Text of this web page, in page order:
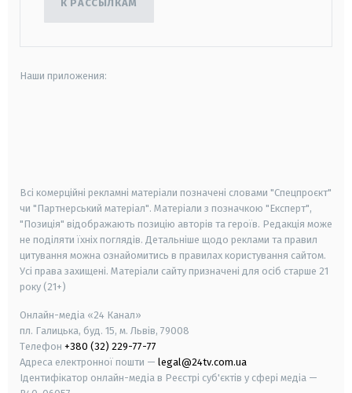
К РАССЫЛКАМ
Наши приложения:
Всі комерційні рекламні матеріали позначені словами "Спецпроєкт"
чи "Партнерський матеріал". Матеріали з позначкою "Експерт",
"Позиція" відображають позицію авторів та героїв. Редакція може
не поділяти їхніх поглядів. Детальніше щодо реклами та правил
цитування можна ознайомитись в правилах користування сайтом.
Усі права захищені. Матеріали сайту призначені для осіб старше 21
року (21+)
Онлайн-медіа «24 Канал»
пл. Галицька, буд. 15, м. Львів, 79008
Телефон +380 (32) 229-77-77
Адреса електронної пошти — legal@24tv.com.ua
Ідентифікатор онлайн-медіа в Реєстрі суб'єктів у сфері медіа —